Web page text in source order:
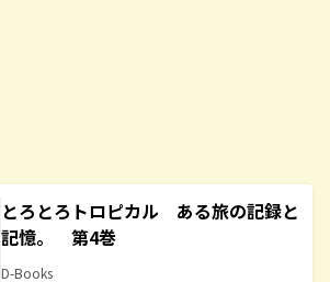
とろとろトロピカル ある旅の記録と
記憶。 第4巻
D-Books